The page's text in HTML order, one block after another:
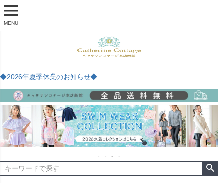
MENU
◆2026年夏季休業のお知らせ◆